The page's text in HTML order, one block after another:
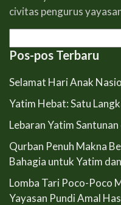
civitas pengurus
untuk:
Pos-pos Terbaru
Selamat Hari Anak
Yatim Hebat: Satu
Lebaran Yatim
Qurban Penuh Makna
Bahagia untuk Yatim
Lomba Tari Poco-Poco
Yayasan Pundi Amal